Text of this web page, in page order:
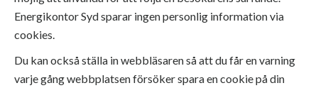
Energikontor Syd sparar ingen personlig information via
cookies.
Du kan också ställa in webbläsaren så att du får en varning
varje gång webbplatsen försöker spara en cookie på din